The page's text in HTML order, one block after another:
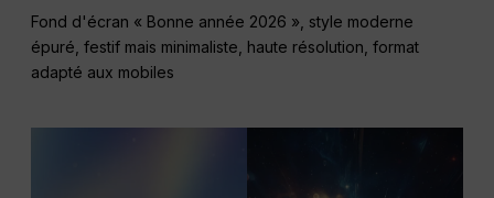
Fond d'écran « Bonne année 2026 », style moderne
épuré, festif mais minimaliste, haute résolution, format
adapté aux mobiles